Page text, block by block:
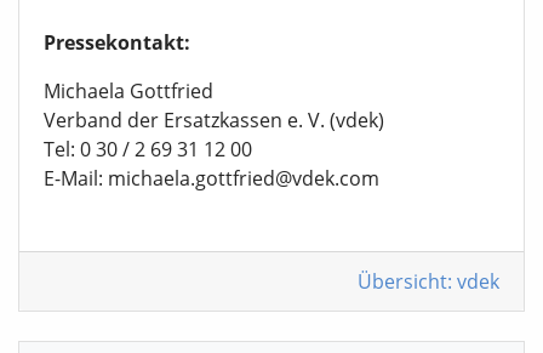
Pressekontakt:
Michaela Gottfried
Verband der Ersatzkassen e. V. (vdek)
Tel: 0 30 / 2 69 31 12 00
E-Mail: michaela.gottfried@vdek.com
Übersicht: vdek